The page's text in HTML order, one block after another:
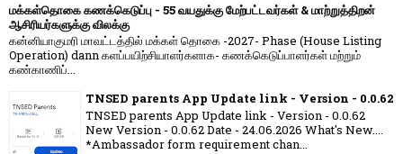
மக்கள்தொகை கணக்கெடுப்பு - 55 வயதுக்கு மேற்பட்டவர்கள் & மாற்றுத்திறன்
ஆசிரியர்களுக்கு விலக்கு
கன்னியாகுமரி மாவட்டத்தில் மக்கள் தொகை -2027- Phase (House Listing
Operation) dann களப்பயிற்சியாளர்களாக- கணக்கெடுப்பாளர்கள் மற்றும்
கண்காணிப்...
TNSED parents App Update link - Version - 0.0.62
TNSED parents App Update link - Version - 0.0.62
New Version - 0.0.62 Date - 24.06.2026 What's New....
*Ambassador form requirement chan...